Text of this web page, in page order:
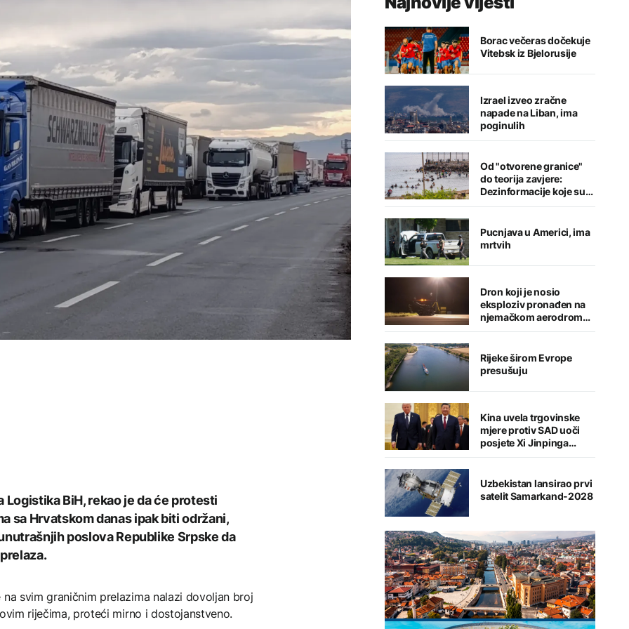
BiH, rekao je da će protesti
sa Hrvatskom danas ipak biti održani,
poslova Republike Srpske da
svim graničnim prelazima nalazi dovoljan broj
riječima, proteći mirno i dostojanstveno.
Borac večeras dočekuje
Vitebsk iz Bjelorusije
Izrael izveo zračne
napade na Liban, ima
poginulih
Od "otvorene granice"
do teorija zavjere:
Dezinformacije koje su
pratile krizu u Seuti
Pucnjava u Americi, ima
mrtvih
Dron koji je nosio
eksploziv pronađen na
njemačkom aerodromu,
sumnja se na Rusiju
Rijeke širom Evrope
presušuju
Kina uvela trgovinske
mjere protiv SAD uoči
posjete Xi Jinpinga
Washingtonu
Uzbekistan lansirao prvi
satelit Samarkand-2028